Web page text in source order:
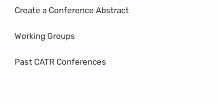
Create a Conference Abstract
Working Groups
Past CATR Conferences